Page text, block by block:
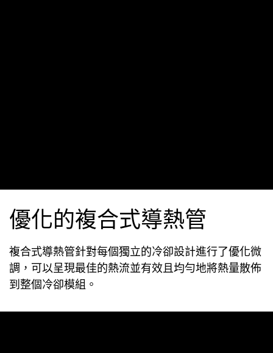
優化的複合式導熱管
複合式導熱管針對每個獨立的冷卻設計進行了優化微
調，可以呈現最佳的熱流並有效且均勻地將熱量散佈
到整個冷卻模組。